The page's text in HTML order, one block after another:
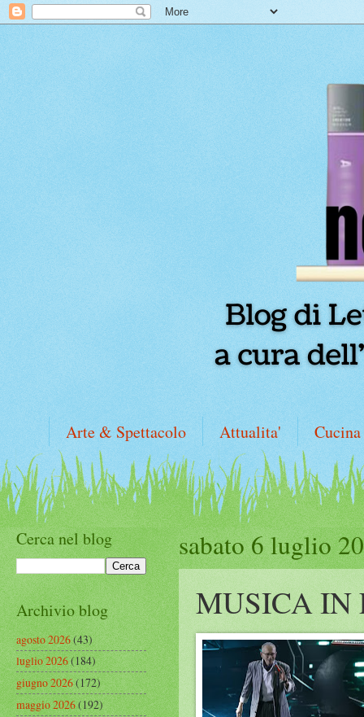
Arte & Spettacolo Attualita' Cucina
sabato 6 luglio
MUSICA IN
Cerca nel blog
Archivio blog
agosto 2026(43)
luglio 2026(184)
giugno 2026(172)
maggio 2026(192)